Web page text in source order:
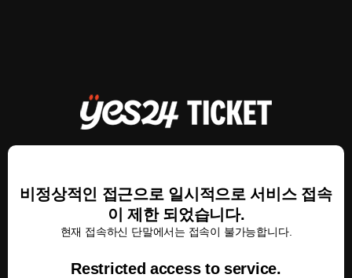
비정상적인 접근으로 일시적으로 서비스 접속
이 제한 되었습니다.
현재 접속하신 단말에서는 접속이 불가능합니다.
Restricted access to service.